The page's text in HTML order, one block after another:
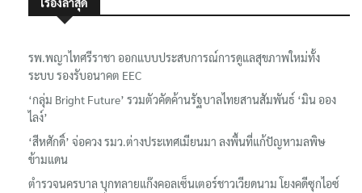
ระบบ รองรับอนาคต EEC
‘กลุ่ม Bright Future’ รวมตัวคัดค้านรัฐบาลไทยสานสัมพันธ์ ‘มิน ออง
ไลง์’
‘สีหศักดิ์’ จ่อควง รมว.ต่างประเทศเมียนมา ลงพื้นที่แก้ปัญหามลพิษ
ข้ามแดน
ตำรวจนครบาล บุกทลายแก๊งคอลเซ็นเตอร์ชาวเวียดนาม โยงคดีซุกไอซ์
ในกล่องพัสดุส่งญี่ปุ่น